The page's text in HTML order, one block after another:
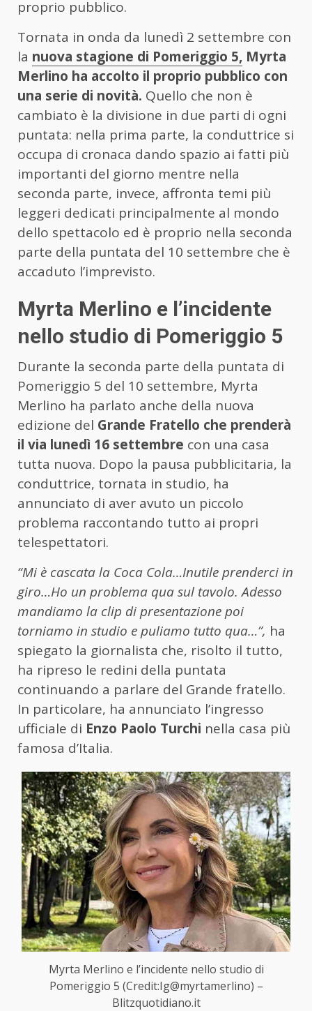
proprio pubblico.
Tornata in onda da lunedì 2 settembre con
la nuova stagione di Pomeriggio 5, Myrta
Merlino ha accolto il proprio pubblico con
una serie di novità. Quello che non è
cambiato è la divisione in due parti di ogni
puntata: nella prima parte, la conduttrice si
occupa di cronaca dando spazio ai fatti più
importanti del giorno mentre nella
seconda parte, invece, affronta temi più
leggeri dedicati principalmente al mondo
dello spettacolo ed è proprio nella seconda
parte della puntata del 10 settembre che è
accaduto l’imprevisto.
Myrta Merlino e l’incidente
nello studio di Pomeriggio 5
Durante la seconda parte della puntata di
Pomeriggio 5 del 10 settembre, Myrta
Merlino ha parlato anche della nuova
edizione del Grande Fratello che prenderà
il via lunedì 16 settembre con una casa
tutta nuova. Dopo la pausa pubblicitaria, la
conduttrice, tornata in studio, ha
annunciato di aver avuto un piccolo
problema raccontando tutto ai propri
telespettatori.
“Mi è cascata la Coca Cola…Inutile prenderci in
giro…Ho un problema qua sul tavolo. Adesso
mandiamo la clip di presentazione poi
torniamo in studio e puliamo tutto qua…”, ha
spiegato la giornalista che, risolto il tutto,
ha ripreso le redini della puntata
continuando a parlare del Grande fratello.
In particolare, ha annunciato l’ingresso
ufficiale di Enzo Paolo Turchi nella casa più
famosa d’Italia.
Myrta Merlino e l’incidente nello studio di
Pomeriggio 5 (Credit:Ig@myrtamerlino) –
Blitzquotidiano.it